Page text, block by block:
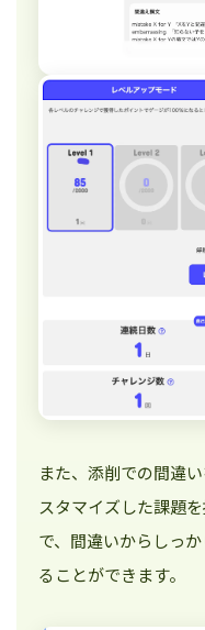
また、添削での間違
スタマイズした課題
で、間違いからしっ
ることができます。